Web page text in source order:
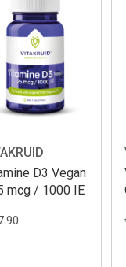
D3 Vegan
mcg / 1000 IE